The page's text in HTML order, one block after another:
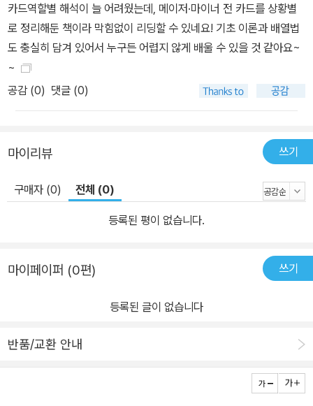
카드역할별 해석이 늘 어려웠는데, 메이저·마이너 전 카드를 상황별
로 정리해둔 책이라 막힘없이 리딩할 수 있네요! 기초 이론과 배열법
도 충실히 담겨 있어서 누구든 어렵지 않게 배울 수 있을 것 같아요~
~
공감 (0) 댓글 (0)
마이리뷰 쓰기
구매자 (0) 전체 (0)
등록된 평이 없습니다.
마이페이퍼 (0편) 쓰기
등록된 글이 없습니다
반품/교환 안내